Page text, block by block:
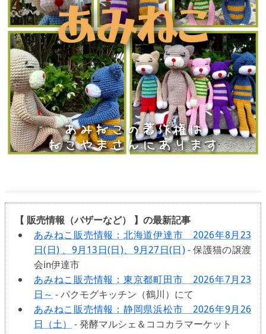
【 販売情報（バザーなど） 】の最新記事
あみねこ販売情報：北海道伊達市 2026年8月23
日(日) 、9月13日(日)、9月27日(日)- 保護猫の譲渡
会in伊達市
あみねこ販売情報：東京都町田市 2026年7月23
日～ - パクモグキッチン（鶴川）にて
あみねこ販売情報：静岡県浜松市 2026年9月26
日（土）
- 発酵マルシェ＆ココカラマーケット